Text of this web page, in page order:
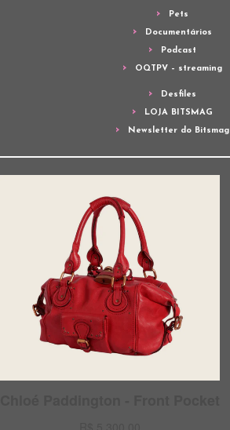
Pets
Documentários
Podcast
OQTPV – streaming
Desfiles
LOJA BITSMAG
Newsletter do Bitsmag